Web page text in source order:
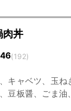
肉丼
(192)
キャベツ、玉ね
豆板醤、ごま